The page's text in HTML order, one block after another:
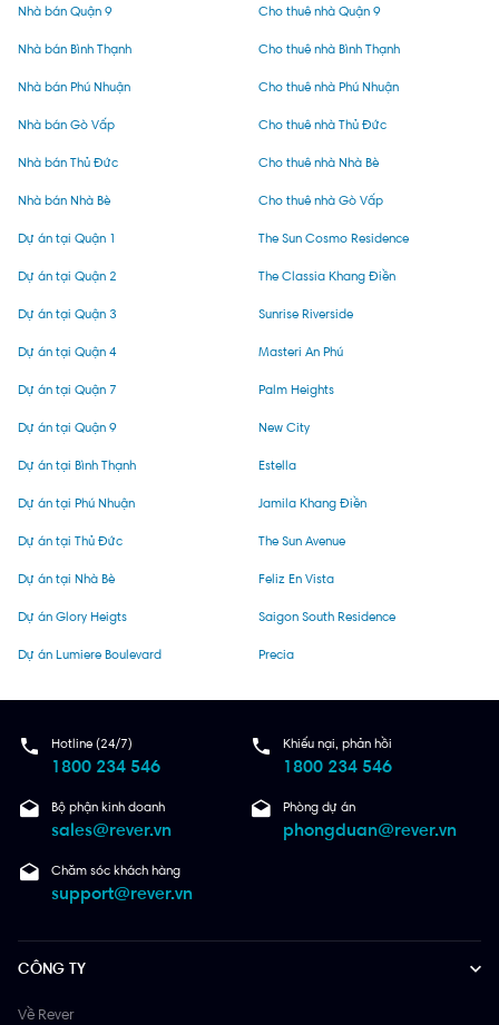
Nhà bán Quận 9
Nhà bán Bình Thạnh
Nhà bán Phú Nhuận
Nhà bán Gò Vấp
Nhà bán Thủ Đức
Nhà bán Nhà Bè
Cho thuê nhà Quận 9
Cho thuê nhà Bình Thạnh
Cho thuê nhà Phú Nhuận
Cho thuê nhà Thủ Đức
Cho thuê nhà Nhà Bè
Cho thuê nhà Gò Vấp
Dự án tại Quận 1
Dự án tại Quận 2
Dự án tại Quận 3
Dự án tại Quận 4
Dự án tại Quận 7
Dự án tại Quận 9
Dự án tại Bình Thạnh
Dự án tại Phú Nhuận
Dự án tại Thủ Đức
Dự án tại Nhà Bè
Dự án Glory Heigts
Dự án Lumiere Boulevard
The Sun Cosmo Residence
The Classia Khang Điền
Sunrise Riverside
Masteri An Phú
Palm Heights
New City
Estella
Jamila Khang Điền
The Sun Avenue
Feliz En Vista
Saigon South Residence
Precia
Hotline (24/7)
1800 234 546
Khiếu nại, phản hồi
1800 234 546
Bộ phận kinh doanh
sales@rever.vn
Phòng dự án
phongduan@rever.vn
Chăm sóc khách hàng
support@rever.vn
CÔNG TY
Về Rever